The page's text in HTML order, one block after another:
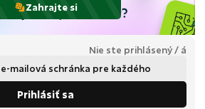
Zahrajte si
Nie ste prihlásený / á
mailová schránka pre každého
Prihlásiť sa